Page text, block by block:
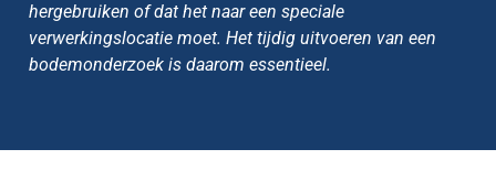
hergebruiken of dat het naar een speciale
verwerkingslocatie moet. Het tijdig uitvoeren van een
bodemonderzoek is daarom essentieel.